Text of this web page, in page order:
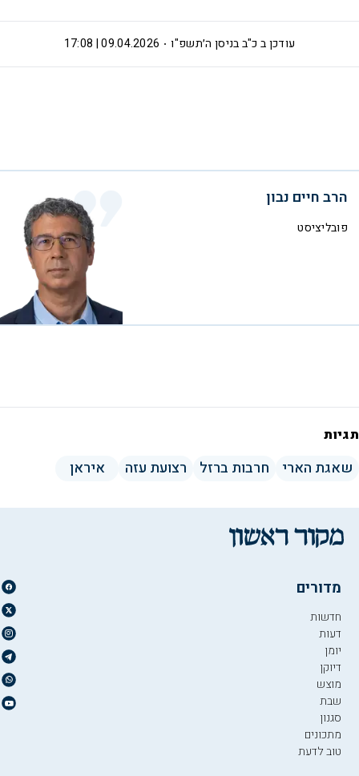
כ"ב בניסן ה׳תשפ"ו 09.04.2026 | 17:08 עודכן ב
הרב חיים נבון
פובליציסט
תגיות
שאגת הארי חרבות ברזל רצועת עזה איראן
מדורים
חדשות
דעות
יומן
דיוקן
מוצש
שבת
סגנון
מתכונים
טוב לדעת